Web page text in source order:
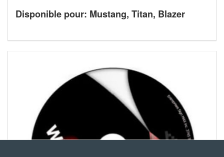
Disponible pour: Mustang, Titan, Blazer